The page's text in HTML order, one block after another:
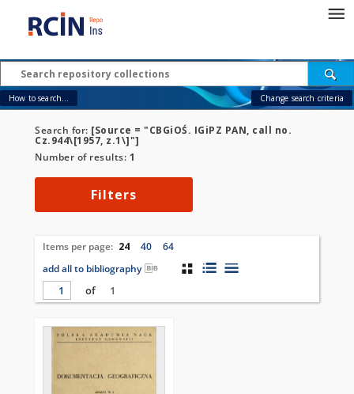
How to search... Change search criteria
Search for: [Source = "CBGiOŚ. IGiPZ PAN, call no.
Cz.944\[1957, z.1\]"]
Number of results: 1
Filters
Items per page: 24 40
64
add all to bibliography
of
1